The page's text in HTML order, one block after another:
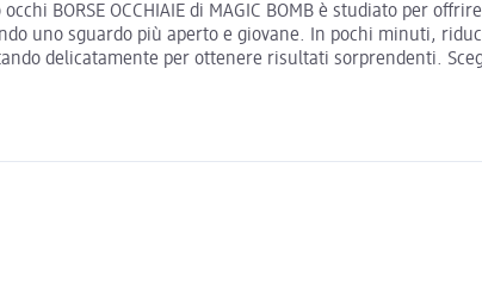
BORSE OCCHIAIE di MAGIC BOMB è studiato per
uno sguardo più aperto e giovane. In pochi minuti,
delicatamente per ottenere risultati sorprendenti.